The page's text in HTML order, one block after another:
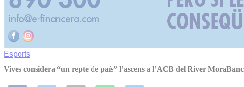
Esports
Vives considera “un repte de país” l’ascens a l’ACB del River MoraBanc